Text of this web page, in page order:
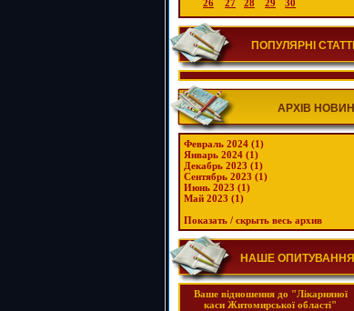
26
27 28 29 30
ПОПУЛЯРНІ СТАТТІ
АРХІВ НОВИН
Февраль 2024 (1)
Январь 2024 (1)
Декабрь 2023 (1)
Сентябрь 2023 (1)
Июнь 2023 (1)
Май 2023 (1)
Показать / скрыть весь архив
НАШЕ ОПИТУВАННЯ
Ваше відношення до "Лікарняної
каси Житомирської області"